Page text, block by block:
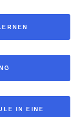
IN EINE